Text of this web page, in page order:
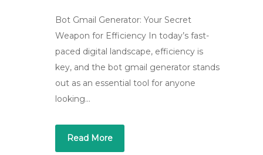
Bot Gmail Generator: Your Secret
Weapon for Efficiency In today’s fast-
paced digital landscape, efficiency is
key, and the bot gmail generator stands
out as an essential tool for anyone
looking…
Read More